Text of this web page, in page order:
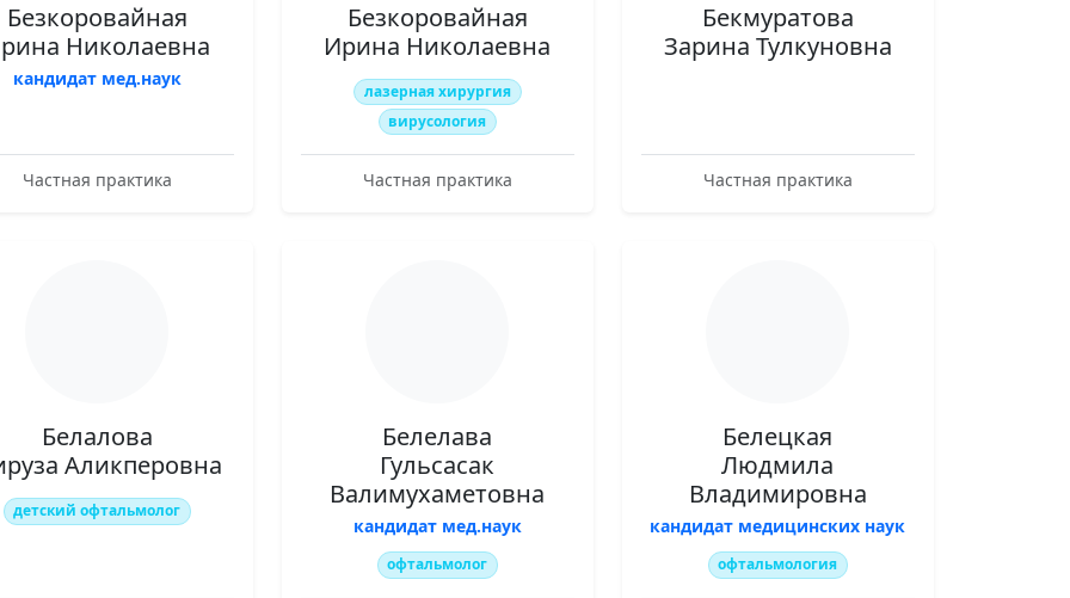
Безкоровайная
Николаевна
кандидат мед.наук
Частная практика
Безкоровайная
Ирина Николаевна
лазерная хирургия
вирусология
Частная практика
Бекмуратова
Зарина Тулкуновна
Частная практика
Белалова
Аликперовна
детский офтальмолог
Белелава
Гульсасак
Валимухаметовна
кандидат мед.наук
офтальмолог
Белецкая
Людмила
Владимировна
кандидат медицинских наук
офтальмология